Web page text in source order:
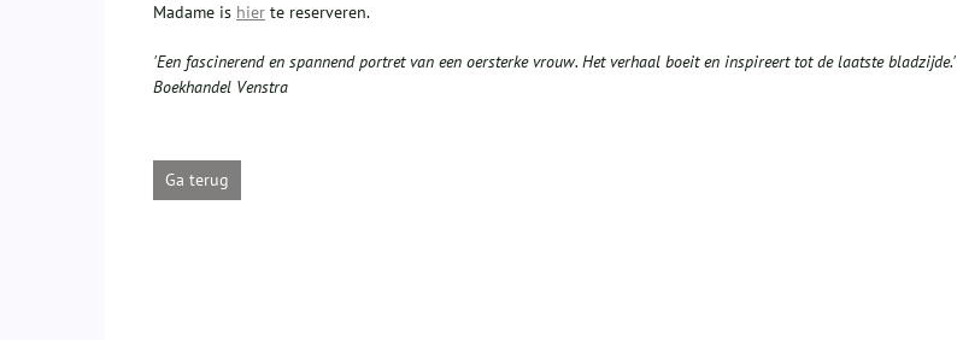
Madame is hier te reserveren.
'Een fascinerend en spannend portret van een oersterke vrouw. Het verhaal boeit en inspireert tot de laatste bladzijde.'
Boekhandel Venstra
Ga terug